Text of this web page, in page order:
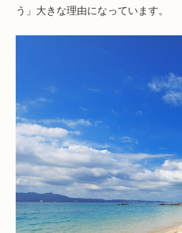
う」大きな理由になっています。